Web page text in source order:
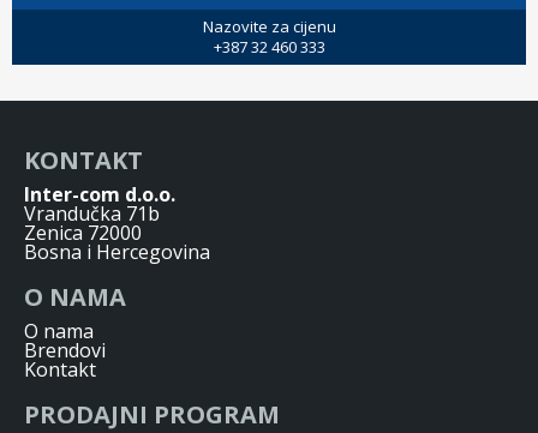
Nazovite za cijenu
+387 32 460 333
KONTAKT
Inter-com d.o.o.
Vrandučka 71b
Zenica 72000
Bosna i Hercegovina
O NAMA
O nama
Brendovi
Kontakt
PRODAJNI PROGRAM